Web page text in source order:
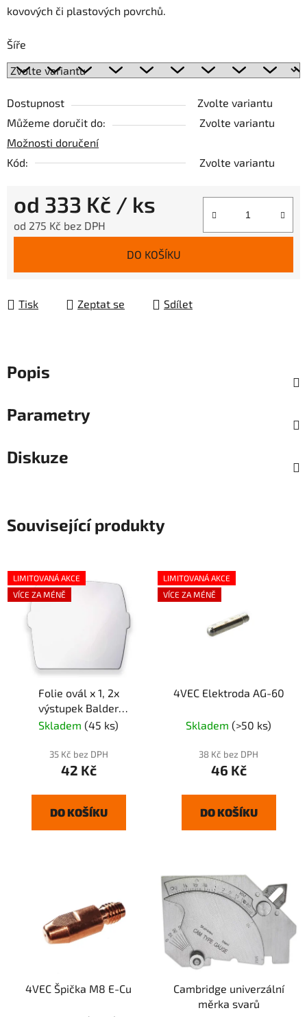
kovových či plastových povrchů.
Šíře
Dostupnost
Zvolte variantu
Můžeme doručit do:
Zvolte variantu
Možnosti doručení
Kód:
Zvolte variantu
od 333 Kč / ks
od 275 Kč bez DPH
DO KOŠÍKU
Tisk Zeptat se Sdílet
Popis
Parametry
Diskuze
Související produkty
LIMITOVANÁ AKCE
VÍCE ZA MÉNĚ
Folie ovál x 1, 2x
výstupek Balder
BH3/Smartiger -
Skladem (45 ks)
35 Kč bez DPH
42 Kč
DO KOŠÍKU
LIMITOVANÁ AKCE
VÍCE ZA MÉNĚ
4VEC Elektroda AG-60
Skladem (>50 ks)
38 Kč bez DPH
46 Kč
DO KOŠÍKU
4VEC Špička M8 E-Cu
Cambridge univerzální
měrka svarů